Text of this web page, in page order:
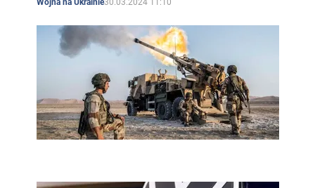
Wojna na Ukrainie